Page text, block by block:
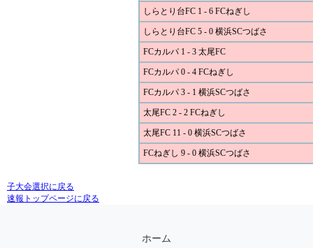
しらとり台FC 1 - 6 FCねぎし
しらとり台FC 5 - 0 横浜SCつばさ
FCカルパ 1 - 3 太尾FC
FCカルパ 0 - 4 FCねぎし
FCカルパ 3 - 1 横浜SCつばさ
太尾FC 2 - 2 FCねぎし
太尾FC 11 - 0 横浜SCつばさ
FCねぎし 9 - 0 横浜SCつばさ
子大会選択に戻る
速報トップページに戻る
ホーム